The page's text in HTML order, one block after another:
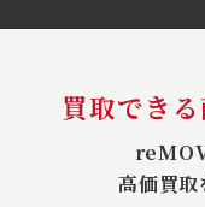
買取でき
高価買取